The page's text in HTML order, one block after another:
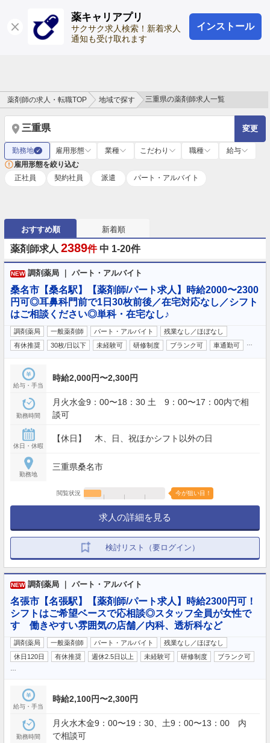
薬キャリアプリ
サクサク求人検索！新着求人
通知も受け取れます
インストール
ログイン 会員登録
薬剤師の求人・転職TOP 地域で探す 三重県の薬剤師求人一覧
三重県 変更
勤務地 ✓ 雇用形態 業種 こだわり 職種
給与
雇用形態を絞り込む
正社員
契約社員 派遣 パート・アルバイト
おすすめ順 新着順
薬剤師求人 2389件 中 1-20件
NEW 調剤薬局 ｜ パート・アルバイト
桑名市【桑名駅】【薬剤師/パート求人】時給2000〜2300
円可◎耳鼻科門前で1日30枚前後／在宅対応なし／シフト
はご相談ください◎単科・在宅なし♪
調剤薬局 一般薬剤師 パート・アルバイト
残業なし／ほぼなし
有休推奨
30枚/日以下 未経験可 研修制度 ブランク可 車通勤可
給与・手当
時給2,000円〜2,300円
勤務時間
月火水金9：00〜18：30 土 9：00〜17：00内で相
談可
休日・休暇
【休日】 木、日、祝ほかシフト以外の日
勤務地
三重県桑名市
閲覧状況 今が狙い目！
求人の詳細を見る
検討リスト（要ログイン）
NEW 調剤薬局 ｜ パート・アルバイト
名張市【名張駅】【薬剤師/パート求人】時給2300円可！
シフトはご希望ベースで応相談◎スタッフ全員が女性で
す 働きやすい雰囲気の店舗／内科、透析科など
調剤薬局 一般薬剤師 パート・アルバイト
残業なし／ほぼなし
休日120日
有休推奨 週休2.5日以上 未経験可 研修制度 ブランク可
給与・手当
時給2,100円〜2,300円
勤務時間
月火水木金9：00〜19：30、土9：00〜13：00 内
で相談可